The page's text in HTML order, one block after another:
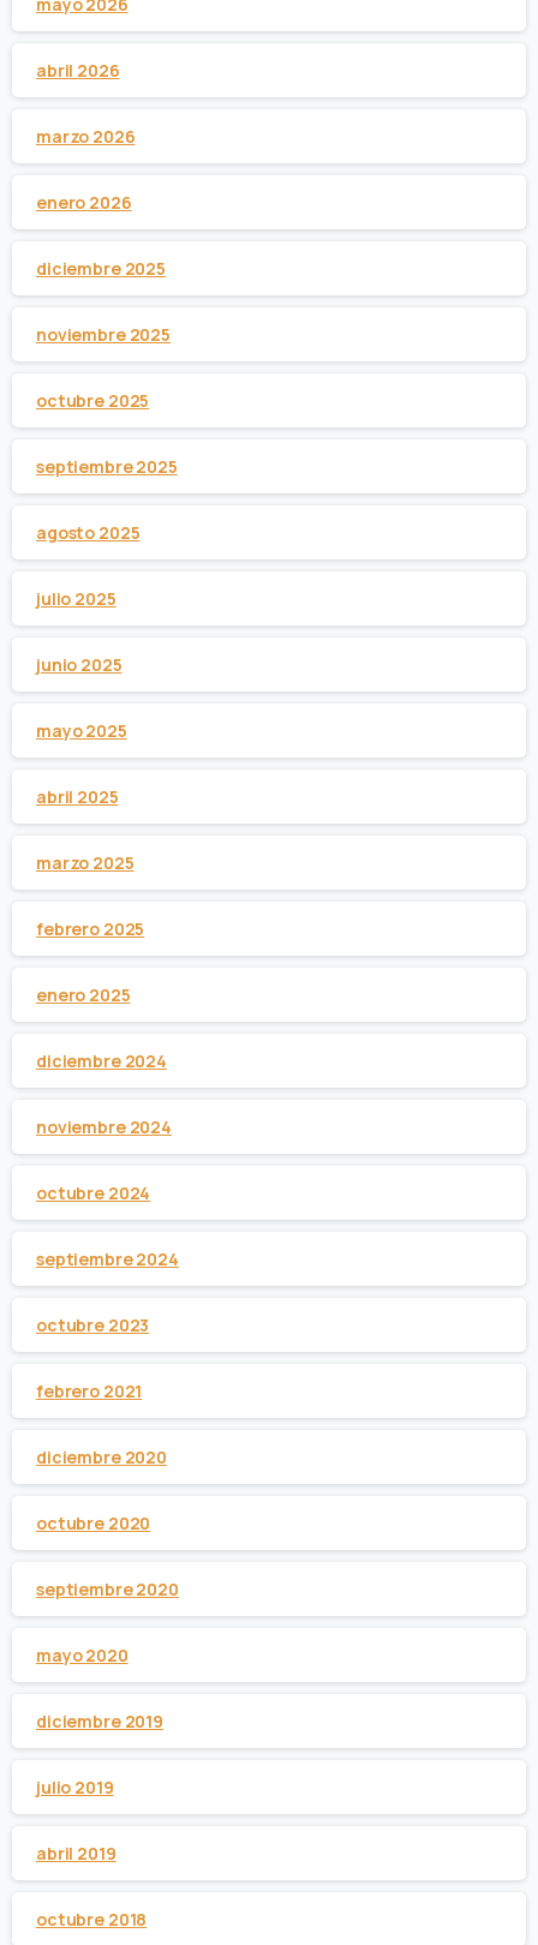
mayo 2026
abril 2026
marzo 2026
enero 2026
diciembre 2025
noviembre 2025
octubre 2025
septiembre 2025
agosto 2025
julio 2025
junio 2025
mayo 2025
abril 2025
marzo 2025
febrero 2025
enero 2025
diciembre 2024
noviembre 2024
octubre 2024
septiembre 2024
octubre 2023
febrero 2021
diciembre 2020
octubre 2020
septiembre 2020
mayo 2020
diciembre 2019
julio 2019
abril 2019
octubre 2018